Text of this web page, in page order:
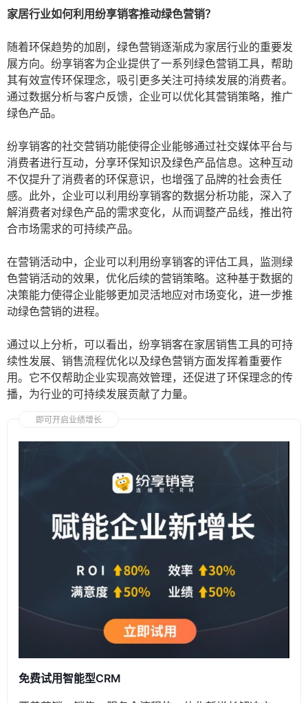
家居行业如何利用纷享销客推动绿色营销？
随着环保趋势的加剧，绿色营销逐渐成为家居行业的重要发
展方向。纷享销客为企业提供了一系列绿色营销工具，帮助
其有效宣传环保理念，吸引更多关注可持续发展的消费者。
通过数据分析与客户反馈，企业可以优化其营销策略，推广
绿色产品。
纷享销客的社交营销功能使得企业能够通过社交媒体平台与
消费者进行互动，分享环保知识及绿色产品信息。这种互动
不仅提升了消费者的环保意识，也增强了品牌的社会责任
感。此外，企业可以利用纷享销客的数据分析功能，深入了
解消费者对绿色产品的需求变化，从而调整产品线，推出符
合市场需求的可持续产品。
在营销活动中，企业可以利用纷享销客的评估工具，监测绿
色营销活动的效果，优化后续的营销策略。这种基于数据的
决策能力使得企业能够更加灵活地应对市场变化，进一步推
动绿色营销的进程。
通过以上分析，可以看出，纷享销客在家居销售工具的可持
续性发展、销售流程优化以及绿色营销方面发挥着重要作
用。它不仅帮助企业实现高效管理，还促进了环保理念的传
播，为行业的可持续发展贡献了力量。
即可开启业绩增长
免费试用智能型CRM